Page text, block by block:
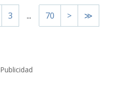
3 ... 70 > ≫
Publicidad